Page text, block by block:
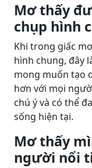
Mơ thấy
chụp hình
Khi trong giấc
hình chung, đây
mong muốn tạo
hơn với mọi
chú ý và có thể
sống hiện tại.
Mơ thấy
người nổi